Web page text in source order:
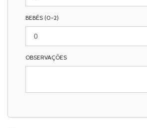
BEBÉS (0-2)
OBSERVAÇÕES